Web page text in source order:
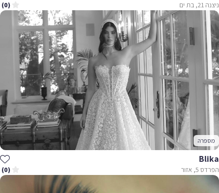
ניצנה 21, בת ים (0)
מספרה
Blika
הפרדס 5, אזור (0)